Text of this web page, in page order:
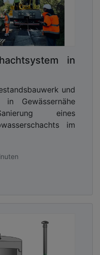
in
und
Gewässernähe
eines
im